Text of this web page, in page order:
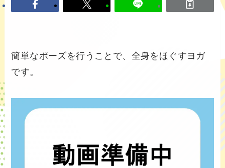
簡単なポーズを行うことで、全身をほぐすヨガ
です。